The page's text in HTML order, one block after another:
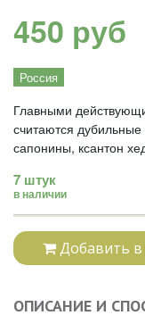
450 руб
Россия
Главными
считаются
сапонины, ксантон
7 штук
в наличии
Добавить в
ОПИСАНИЕ И